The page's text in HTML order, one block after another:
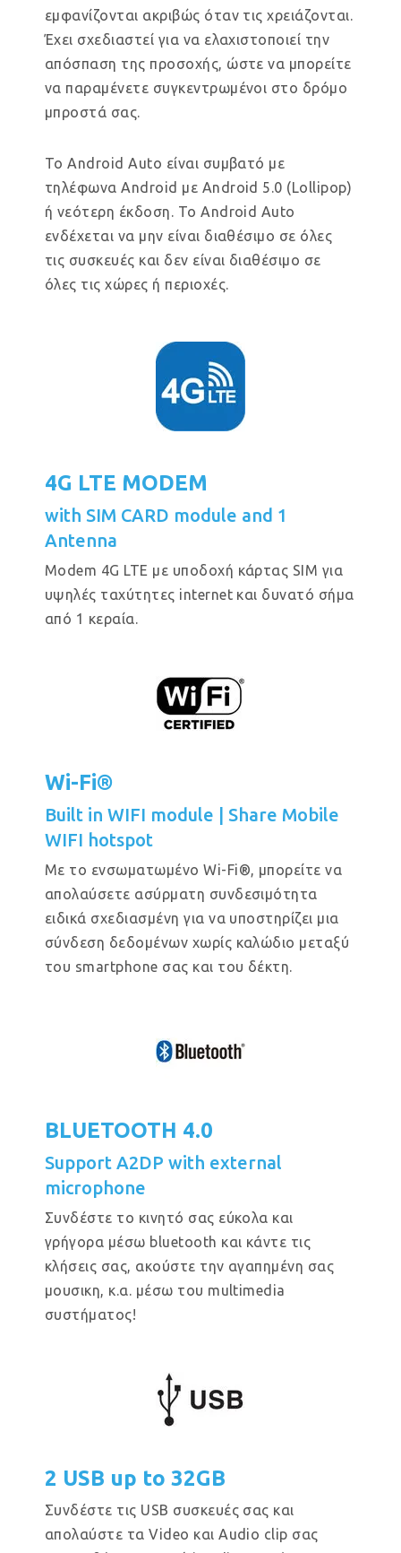
εμφανίζονται ακριβώς όταν τις χρειάζονται.
Έχει σχεδιαστεί για να ελαχιστοποιεί την
απόσπαση της προσοχής, ώστε να μπορείτε
να παραμένετε συγκεντρωμένοι στο δρόμο
μπροστά σας.
Το Android Auto είναι συμβατό με
τηλέφωνα Android με Android 5.0 (Lollipop)
ή νεότερη έκδοση. Το Android Auto
ενδέχεται να μην είναι διαθέσιμο σε όλες
τις συσκευές και δεν είναι διαθέσιμο σε
όλες τις χώρες ή περιοχές.
4G LTE MODEM
with SIM CARD module and 1
Antenna
Modem 4G LTE με υποδοχή κάρτας SIM για
υψηλές ταχύτητες internet και δυνατό σήμα
από 1 κεραία.
Wi-Fi®
Built in WIFI module | Share Mobile
WIFI hotspot
Με το ενσωματωμένο Wi-Fi®, μπορείτε να
απολαύσετε ασύρματη συνδεσιμότητα
ειδικά σχεδιασμένη για να υποστηρίζει μια
σύνδεση δεδομένων χωρίς καλώδιο μεταξύ
του smartphone σας και του δέκτη.
BLUETOOTH 4.0
Support A2DP with external
microphone
Συνδέστε το κινητό σας εύκολα και
γρήγορα μέσω bluetooth και κάντε τις
κλήσεις σας, ακούστε την αγαπημένη σας
μουσικη, κ.α. μέσω του multimedia
συστήματος!
2 USB up to 32GB
Συνδέστε τις USB συσκευές σας και
απολαύστε τα Video και Audio clip σας